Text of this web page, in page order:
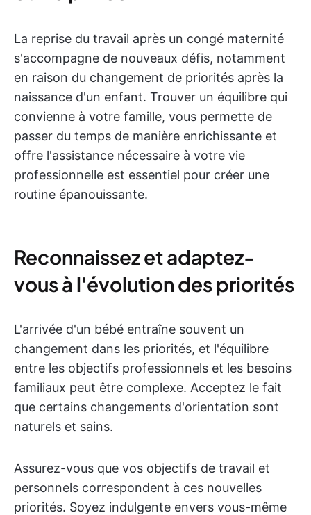
La reprise du travail après un congé maternité
s'accompagne de nouveaux défis, notamment
en raison du changement de priorités après la
naissance d'un enfant. Trouver un équilibre qui
convienne à votre famille, vous permette de
passer du temps de manière enrichissante et
offre l'assistance nécessaire à votre vie
professionnelle est essentiel pour créer une
routine épanouissante.
Reconnaissez et adaptez-
vous à l'évolution des priorités
L'arrivée d'un bébé entraîne souvent un
changement dans les priorités, et l'équilibre
entre les objectifs professionnels et les besoins
familiaux peut être complexe. Acceptez le fait
que certains changements d'orientation sont
naturels et sains.
Assurez-vous que vos objectifs de travail et
personnels correspondent à ces nouvelles
priorités. Soyez indulgente envers vous-même